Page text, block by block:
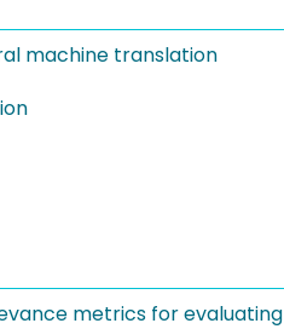
machine translation
metrics for evaluating